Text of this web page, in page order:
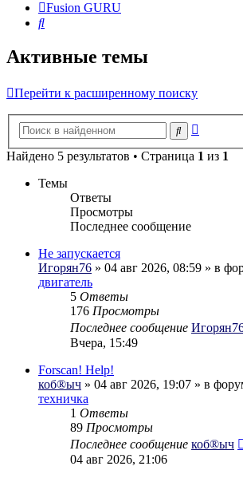
Fusion GURU
Поиск
Активные темы
Перейти к расширенному поиску
Поиск
Найдено 5 результатов • Страница 1 из 1
Темы
Ответы
Просмотры
Последнее сообщение
Не запускается
Игорян76 » 04 авг 2026, 08:59 » в
двигатель
5 Ответы
176 Просмотры
Последнее сообщение
Вчера, 15:49
Forscan! Help!
коб®ыч » 04 авг 2026, 19:07 » в
техничка
1 Ответы
89 Просмотры
Последнее сообщение коб®ыч
04 авг 2026, 21:06